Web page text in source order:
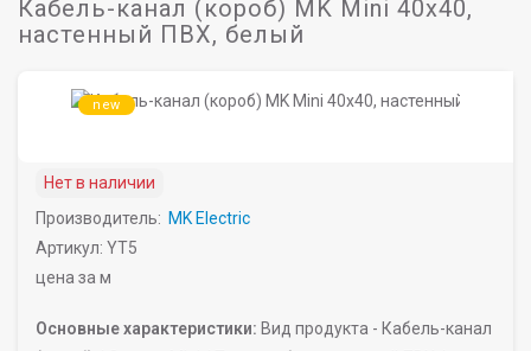
Кабель-канал (короб) MK Mini 40х40,
настенный ПВХ, белый
new
Нет в наличии
Производитель: MK Electric
Артикул: YT5
цена за м
Основные характеристики: Вид продукта - Кабель-канал